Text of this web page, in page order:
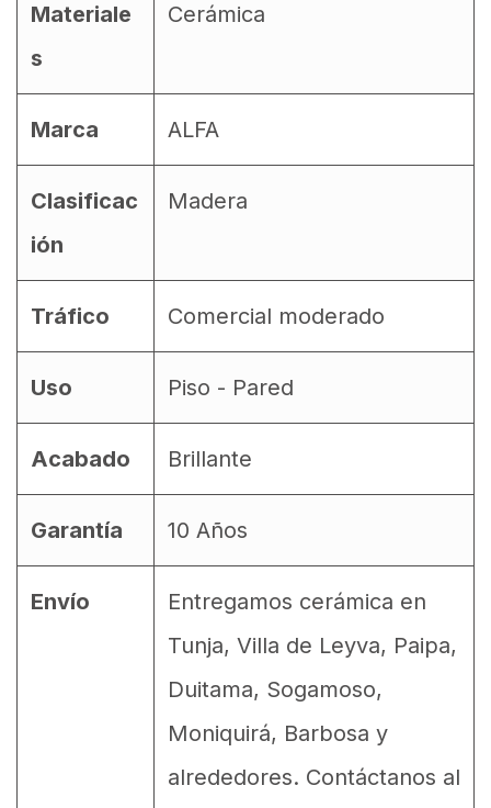
Materiale
s
Cerámica
Marca ALFA
Clasificac
ión
Madera
Tráfico Comercial moderado
Uso Piso - Pared
Acabado Brillante
Garantía 10 Años
Envío
Entregamos cerámica en
Tunja, Villa de Leyva, Paipa,
Duitama, Sogamoso,
Moniquirá, Barbosa y
alrededores. Contáctanos al